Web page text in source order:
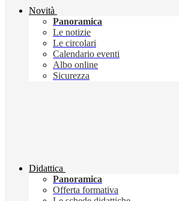
Novità
Panoramica
Le notizie
Le circolari
Calendario eventi
Albo online
Sicurezza
Didattica
Panoramica
Offerta formativa